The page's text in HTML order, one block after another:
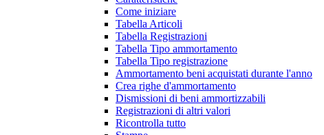
Come iniziare
Tabella Articoli
Tabella Registrazioni
Tabella Tipo ammortamento
Tabella Tipo registrazione
Ammortamento beni acquistati durante l'anno
Crea righe d'ammortamento
Dismissioni di beni ammortizzabili
Registrazioni di altri valori
Ricontrolla tutto